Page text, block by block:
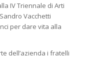
IV Triennale di Arti
Vacchetti
per dare vita alla
dell’azienda i fratelli